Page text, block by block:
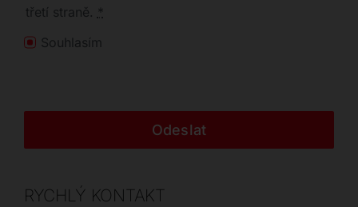
třetí straně. *
Souhlasím
Odeslat
RYCHLÝ KONTAKT